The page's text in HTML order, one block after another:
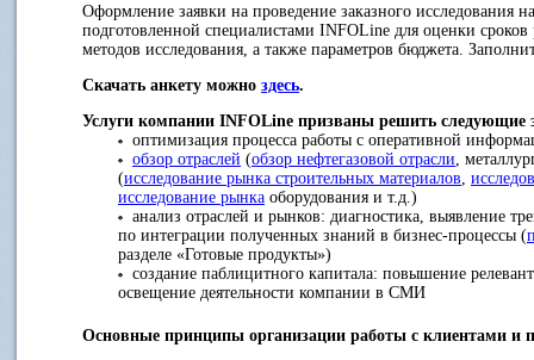
Оформление заявки на проведение заказного исследования
подготовленной специалистами INFOLine для оценки
методов исследования, а также параметров бюджета.
Скачать анкету можно здесь.
Услуги компании INFOLine призваны решить следующие
оптимизация процесса работы с оперативной
обзор отраслей (обзор нефтегазовой отрасли ,
(исследование рынка строительных материалов
исследование рынка оборудования и т.д.)
анализ отраслей и рынков: диагностика, выявление
по интеграции полученных знаний в бизнес-процессы (
разделе «Готовые продукты»)
создание паблицитного капитала: повышение
освещение деятельности компании в СМИ
Основные принципы организации работы с клиентами и